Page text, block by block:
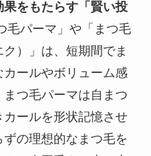
をもたらす「賢い投
毛パーマ」や「まつ毛
）」は、短期間でま
ールやボリューム感
つ毛パーマは自まつ
ールを形状記憶させ
の理想的なまつ毛を